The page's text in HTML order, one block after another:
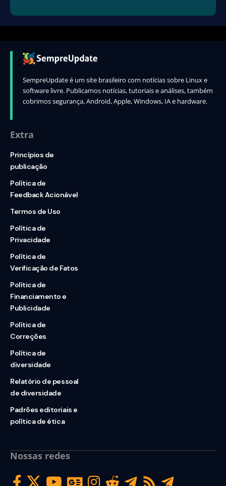
SempreUpdate é um site brasileiro com notícias sobre Linux e
software livre. Publicamos notícias, tutoriais e análises, também
cobrimos segurança, Android, Apple, Windows, IA e hardware.
Extra
Princípios de
publicação
Política de
Feedback Acionável
Termos de Uso
Política de
Privacidade
Política de
Verificação de Fatos
Política de
Financiamento e
Publicidade
Política de
Correções
Política de
diversidade
Relatório de pessoal
de diversidade
Padrões editoriais e
política de ética
Nossas redes